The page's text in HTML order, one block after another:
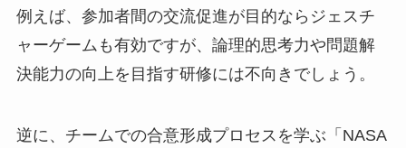
例えば、参加者間の交流促進が目的ならジェスチ
ャーゲームも有効ですが、論理的思考力や問題解
決能力の向上を目指す研修には不向きでしょう。
逆に、チームでの合意形成プロセスを学ぶ「NASA